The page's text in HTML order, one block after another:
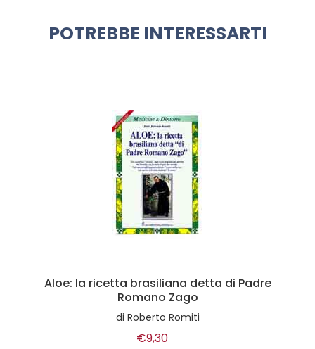
POTREBBE INTERESSARTI
Aloe: la ricetta brasiliana detta di Padre
Romano Zago
di Roberto Romiti
€9,30